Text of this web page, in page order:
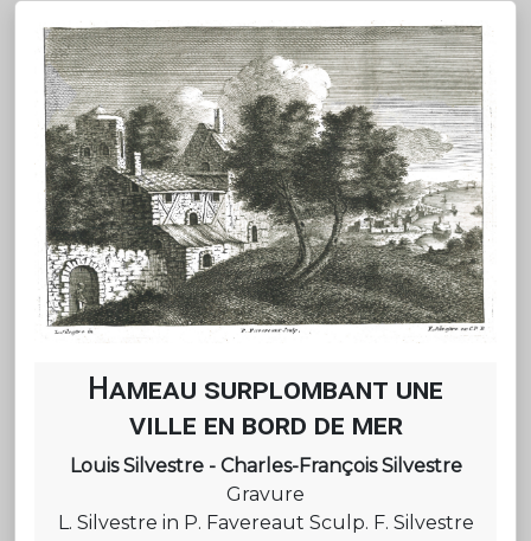
Hameau surplombant une
ville en bord de mer
Louis Silvestre - Charles-François Silvestre
Gravure
L. Silvestre in P. Favereaut Sculp. F. Silvestre